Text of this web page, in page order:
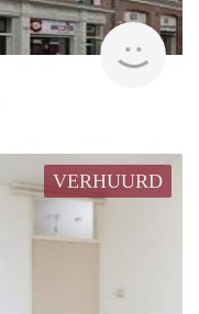
VERHUURD